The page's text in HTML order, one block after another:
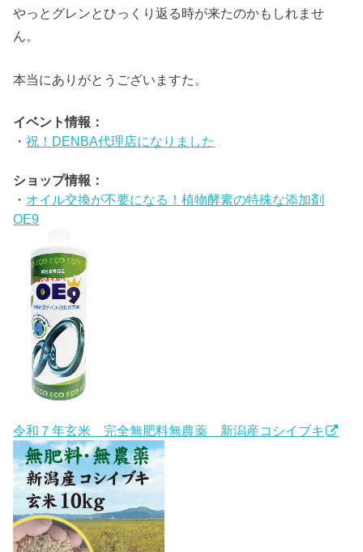
やっとグレンとひっくり返る時が来たのかもしれませ
ん。
本当にありがとうございますた。
イベント情報：
・祝！DENBA代理店になりました
ショップ情報：
・ オイル交換が不要になる！植物酵素の特殊な添加剤
OE9
令和７年玄米 完全無肥料無農薬 新潟産コシイブキ